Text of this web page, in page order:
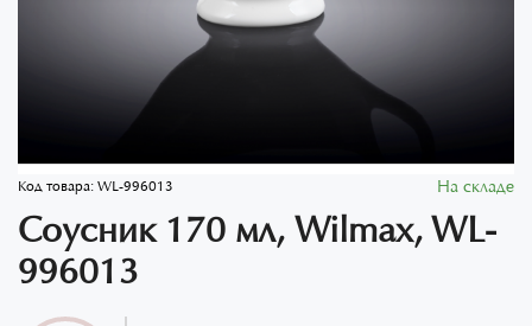
Код товара:WL-996013 На складе
Соусник 170 мл, Wilmax, WL-
996013